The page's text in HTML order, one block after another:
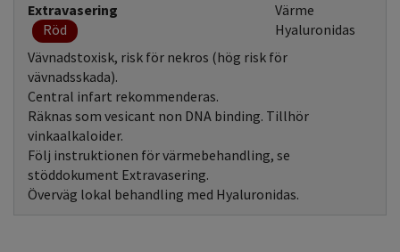
Extravasering
Röd
Värme
Hyaluronidas
Vävnadstoxisk, risk för nekros (hög risk för
vävnadsskada).
Central infart rekommenderas.
Räknas som vesicant non DNA binding. Tillhör
vinkaalkaloider.
Följ instruktionen för värmebehandling, se
stöddokument Extravasering.
Överväg lokal behandling med Hyaluronidas.